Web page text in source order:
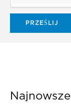
Najnowsze